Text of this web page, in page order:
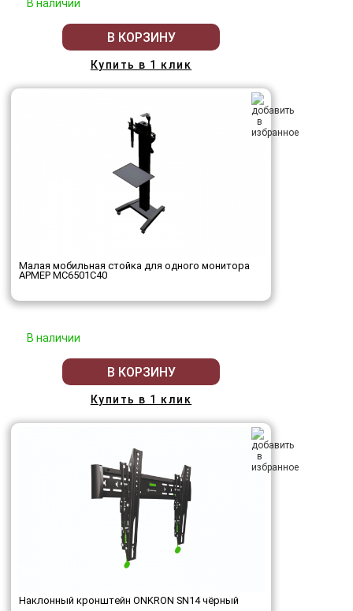
В наличии
В КОРЗИНУ
Купить в 1 клик
Малая мобильная стойка для одного монитора
АРМЕР МС6501С40
В наличии
В КОРЗИНУ
Купить в 1 клик
Наклонный кронштейн ONKRON SN14 чёрный